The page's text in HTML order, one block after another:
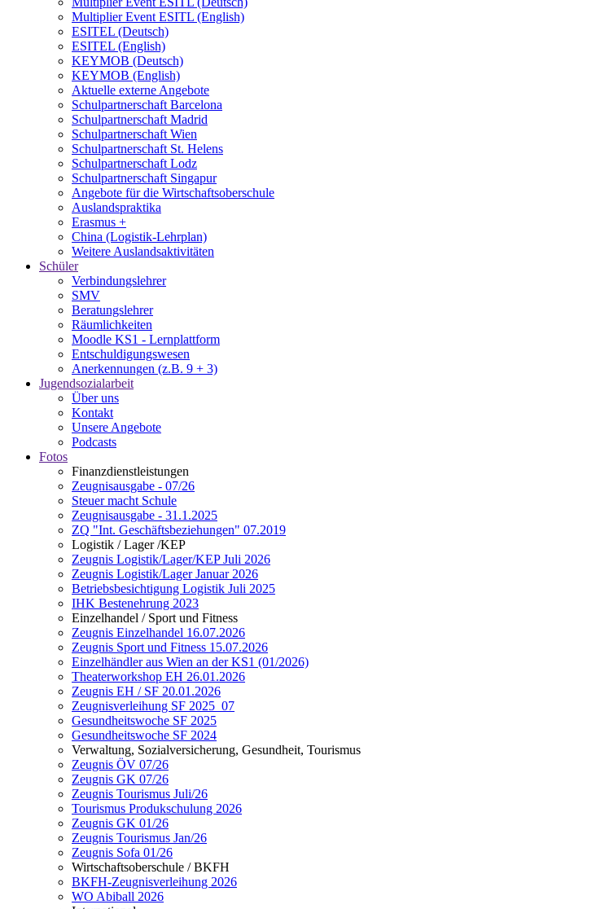
Multiplier Event ESITL (English)
ESITEL (Deutsch)
ESITEL (English)
KEYMOB (Deutsch)
KEYMOB (English)
Aktuelle externe Angebote
Schulpartnerschaft Barcelona
Schulpartnerschaft Madrid
Schulpartnerschaft Wien
Schulpartnerschaft St. Helens
Schulpartnerschaft Lodz
Schulpartnerschaft Singapur
Angebote für die Wirtschaftsoberschule
Auslandspraktika
Erasmus +
China (Logistik-Lehrplan)
Weitere Auslandsaktivitäten
Schüler
Verbindungslehrer
SMV
Beratungslehrer
Räumlichkeiten
Moodle KS1 - Lernplattform
Entschuldigungswesen
Anerkennungen (z.B. 9 + 3)
Jugendsozialarbeit
Über uns
Kontakt
Unsere Angebote
Podcasts
Fotos
Finanzdienstleistungen
Zeugnisausgabe - 07/26
Steuer macht Schule
Zeugnisausgabe - 31.1.2025
ZQ "Int. Geschäftsbeziehungen" 07.2019
Logistik / Lager /KEP
Zeugnis Logistik/Lager/KEP Juli 2026
Zeugnis Logistik/Lager Januar 2026
Betriebsbesichtigung Logistik Juli 2025
IHK Bestenehrung 2023
Einzelhandel / Sport und Fitness
Zeugnis Einzelhandel 16.07.2026
Zeugnis Sport und Fitness 15.07.2026
Einzelhändler aus Wien an der KS1 (01/2026)
Theaterworkshop EH 26.01.2026
Zeugnis EH / SF 20.01.2026
Zeugnisverleihung SF 2025_07
Gesundheitswoche SF 2025
Gesundheitswoche SF 2024
Verwaltung, Sozialversicherung, Gesundheit, Tourismus
Zeugnis ÖV 07/26
Zeugnis GK 07/26
Zeugnis Tourismus Juli/26
Tourismus Produkschulung 2026
Zeugnis GK 01/26
Zeugnis Tourismus Jan/26
Zeugnis Sofa 01/26
Wirtschaftsoberschule / BKFH
BKFH-Zeugnisverleihung 2026
WO Abiball 2026